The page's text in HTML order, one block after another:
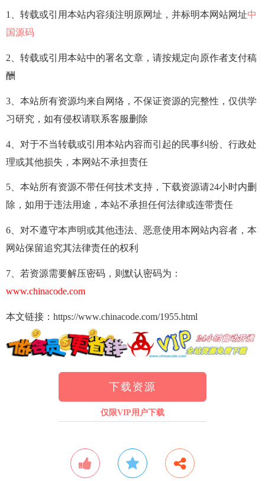
1、转载或引用本站内容须注明原网址，并标明本网站网址中
国源码
2、转载或引用本站中的署名文章，请按规定向原作者支付稿
酬
3、本站所有资源均来自网络，不保证资源的完整性，仅供学
习研究，如有侵权请联系客服删除
4、对于不当转载或引用本站内容而引起的民事纠纷、行政处
理或其他损失，本网站不承担责任
5、本站所有资源不带任何技术支持，下载资源请24小时内删
除，如用于违法用途，本站不承担任何法律或连带责任
6、对不遵守本声明或其他违法、恶意使用本网站内容者，本
网站保留追究其法律责任的权利
7、若资源需要解压密码，则默认密码为：
www.chinacode.com
本文链接：https://www.chinacode.com/1955.html
下载资源
仅限VIP用户下载